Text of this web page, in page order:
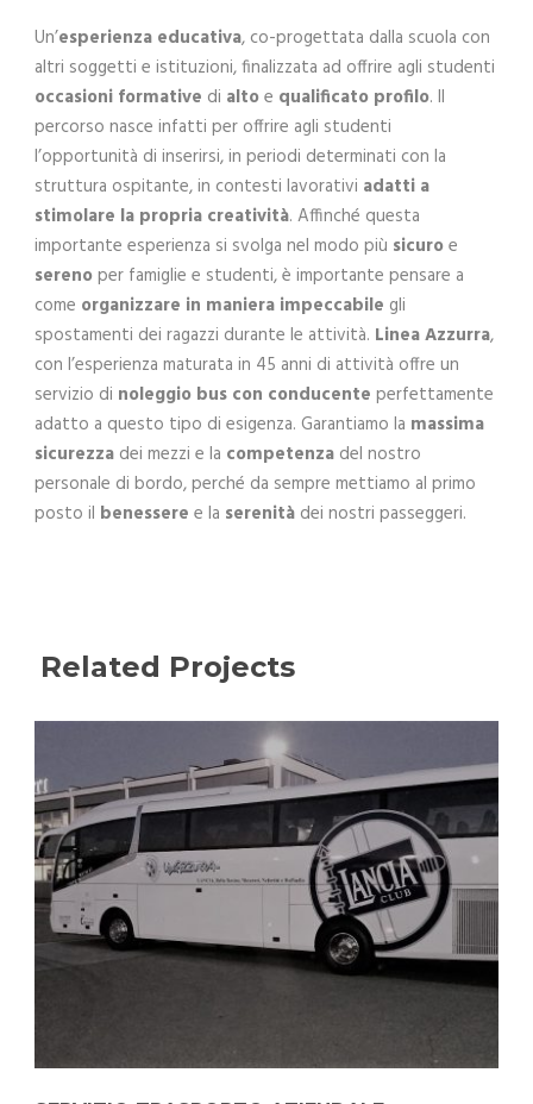
Un’esperienza educativa, co-progettata dalla scuola con
altri soggetti e istituzioni, finalizzata ad offrire agli studenti
occasioni formative di altoe qualificato profilo. Il
percorso nasce infatti per offrire agli studenti
l’opportunità di inserirsi, in periodi determinati con la
struttura ospitante, in contesti lavorativi adatti a
stimolare la propria creatività. Affinché questa
importante esperienza si svolga nel modo più sicuroe
serenoper famiglie e studenti, è importante pensare a
come organizzare in maniera impeccabile gli
spostamenti dei ragazzi durante le attività. Linea Azzurra,
con l’esperienza maturata in 45 anni di attività offre un
servizio di noleggio bus con conducente perfettamente
adatto a questo tipo di esigenza. Garantiamo la massima
sicurezza dei mezzi e la competenza del nostro
personale di bordo, perché da sempre mettiamo al primo
posto il benessere e la serenità dei nostri passeggeri.
Related Projects